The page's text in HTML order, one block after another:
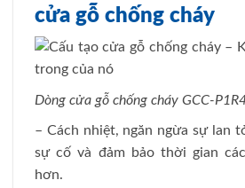
cửa gỗ chống cháy
Dòng cửa gỗ chống cháy GCC-
– Cách nhiệt, ngăn ngừa sự lan
sự cố và đảm bảo thời gian
hơn.